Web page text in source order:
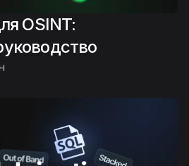
OSINT: